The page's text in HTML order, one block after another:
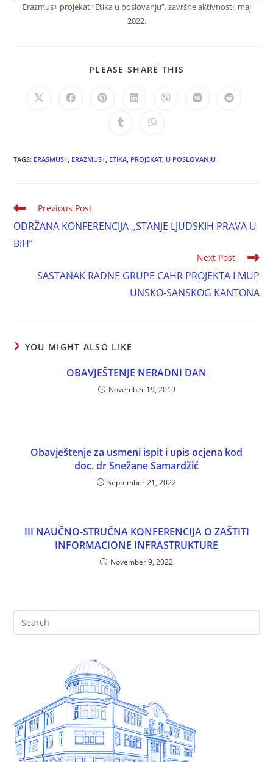
Erazmus+ projekat “Etika u poslovanju”, završne aktivnosti, maj
2022.
PLEASE SHARE THIS
TAGS: ERASMUS+ ERAZMUS+ ETIKA PROJEKAT U POSLOVANJU
Previous Post
ODRŽANA KONFERENCIJA ,,STANJE LJUDSKIH PRAVA U
BIH”
Next Post
SASTANAK RADNE GRUPE CAHR PROJEKTA I MUP
UNSKO-SANSKOG KANTONA
YOU MIGHT ALSO LIKE
OBAVJEŠTENJE NERADNI DAN
November 19, 2019
Obavještenje za usmeni ispit i upis ocjena kod
doc. dr Snežane Samardžić
September 21, 2022
III NAUČNO-STRUČNA KONFERENCIJA O ZAŠTITI
INFORMACIONE INFRASTRUKTURE
November 9, 2022